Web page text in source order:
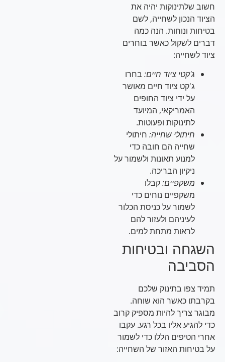
חשוב שלתינוקות יהיה את
הציוד הנכון לשחייה, לשם
בטיחות ונוחות. הנה כמה
דברים לשקול כאשר בוחרים
ציוד לשחייה:
ג'קטי ציוד חיים:בחרו
ג'קט ציוד חיים מאושר
על ידי ציוד החופים
האמריקאי, המיועד
לתינוקות ופעוטות.
חיתולי שחייה:חיתולי
שחייה הם חובה כדי
למנוע תאונות ולשמור על
ניקיון הבריכה.
משקפיים:קבלו
משקפיים נוחים כדי
לשמור על כניסת הכלור
לעיניהם ולעזור להם
לראות מתחת למים.
השגחה ובטיחות
הסביבה
תמיד צפו בתינוק שלכם
בקרבתו כאשר הוא שוחה.
מבוגר צריך להיות מספיק קרוב
כדי להגיע אליו בכל רגע. עקבו
אחרי הטיפים הללו כדי לשמור
על בטיחות האזור של השחייה: